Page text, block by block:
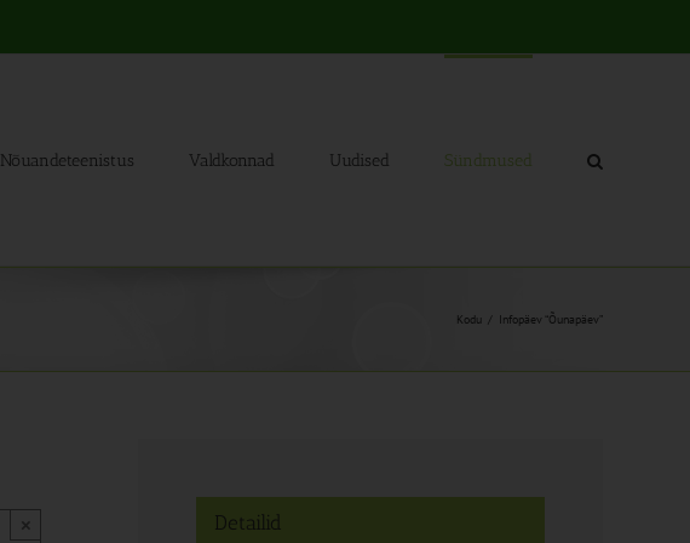
Nõuandeteenistus Valdkonnad Uudised Sündmused
Kodu Infopäev “Õunapäev”
× Detailid